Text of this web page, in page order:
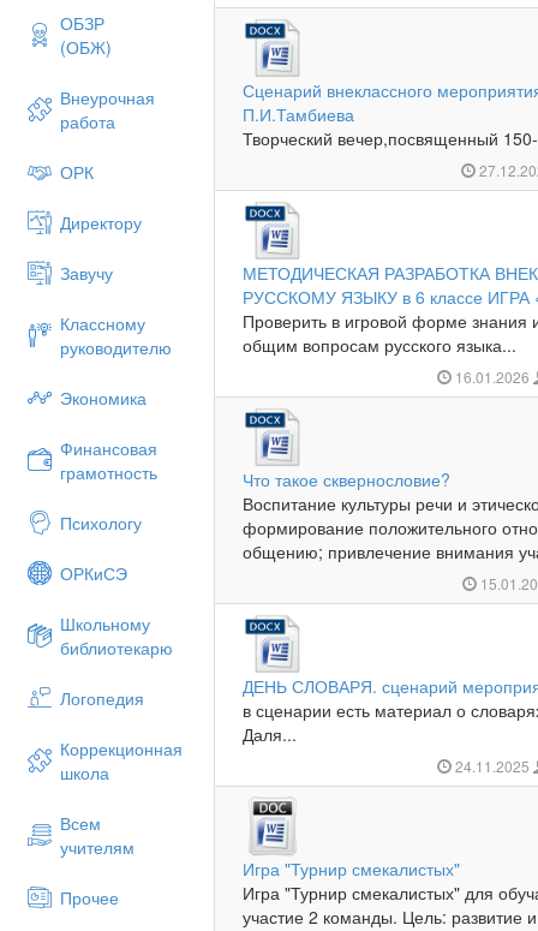
ОБЗР
(ОБЖ)
Внеурочная
работа
ОРК
Директору
Завучу
Классному
руководителю
Экономика
Финансовая
грамотность
Психологу
ОРКиСЭ
Школьному
библиотекарю
Логопедия
Коррекционная
школа
Всем
учителям
Прочее
Сценарий внеклассного
П.И.Тамбиева
Творческий вечер,посвященный
МЕТОДИЧЕСКАЯ РАЗРАБОТКА
РУССКОМУ ЯЗЫКУ в 6 классе ИГРА
Проверить в игровой форме
общим вопросам русского языка...
16.01.2026
Что такое сквернословие?
Воспитание культуры речи и
формирование положительного
общению; привлечение внимания
ДЕНЬ СЛОВАРЯ. сценарий
в сценарии есть материал о
Даля...
24.11.2025
Игра "Турнир смекалистых"
Игра "Турнир смекалистых" для
участие 2 команды. Цель: развитие